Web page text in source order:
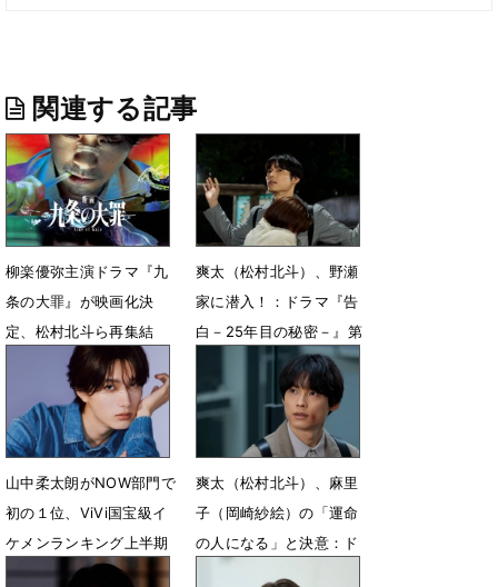
関連する記事
柳楽優弥主演ドラマ『九
条の大罪』が映画化決
定、松村北斗ら再集結
「俳優として本当に幸
7月30日 09時21分
爽太（松村北斗）、野瀬
家に潜入！：ドラマ『告
白－25年目の秘密－』第
3話（ネタバレあり）
7月26日 08時00分
山中柔太朗がNOW部門で
初の１位、ViVi国宝級イ
ケメンランキング上半期
全順位を発表
爽太（松村北斗）、麻里
子（岡崎紗絵）の「運命
の人になる」と決意：ド